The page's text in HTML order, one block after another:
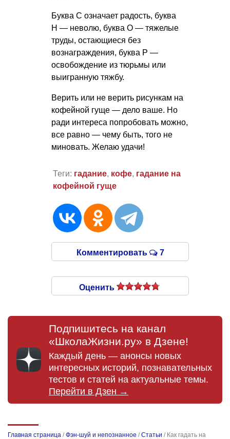
Буква С означает радость, буква
Н — неволю, буква О — тяжелые
труды, остающиеся без
вознаграждения, буква Р —
освобождение из тюрьмы или
выигранную тяжбу.
Верить или не верить рисункам на
кофейной гуще — дело ваше. Но
ради интереса попробовать можно,
все равно — чему быть, того не
миновать. Желаю удачи!
Теги: гадание, кофе, гадание на
кофейной гуще
Комментировать 7
Оценить
Подпишитесь на канал
«ШколаЖизни.ру» в Дзене!
Каждый день — анонсы новых
интересных историй, познавательных
тестов и статей на актуальные темы.
Перейти в Дзен →
Главная страница /Фэн-шуй и непознанное /Статьи / Как гадать на